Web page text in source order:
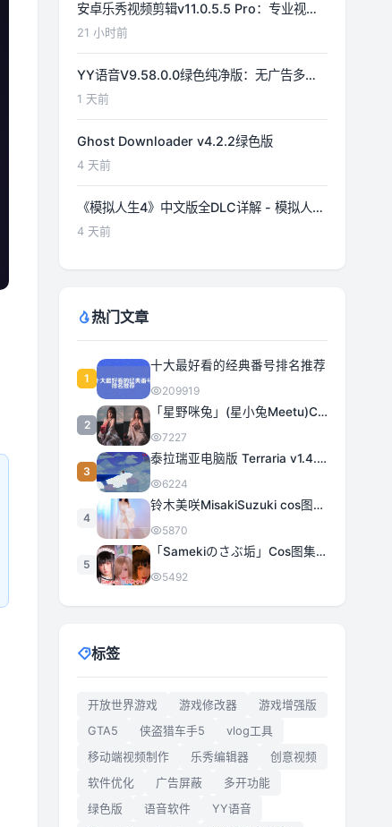
安卓乐秀视频剪辑v11.0.5.5 Pro：专业视频
编辑工具详解
21 小时前
YY语音V9.58.0.0绿色纯净版：无广告多开
体验优化
1 天前
Ghost Downloader v4.2.2绿色版
4 天前
《模拟人生4》中文版全DLC详解 - 模拟人生
游戏指南
4 天前
热门文章
1
十大最好看的经典番号排名推荐
209919
2
「星野咪兔」(星小兔Meetu)COS图集全部作品合集 [持续更新]
7227
3
泰拉瑞亚电脑版 Terraria v1.4.5.3 豪华中文 | 全DLC|解压即撸
6224
4
铃木美咲MisakiSuzuki cos图集合集打包下载 363套日系治愈女神精选
5870
5
「Samekiのさぶ垢」Cos图集全部作品作品合集[持续更新] 甜美与性感的完美融合
5492
标签
开放世界游戏 游戏修改器
游戏增强版
GTA5
侠盗猎车手5
vlog工具
移动端视频制作
乐秀编辑器
创意视频
软件优化
广告屏蔽
多开功能
绿色版
语音软件
YY语音